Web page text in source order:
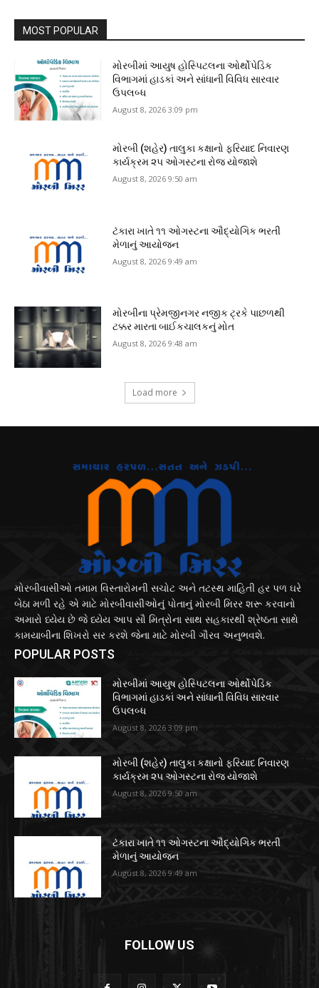
MOST POPULAR
મોરબીમાં આયુષ હોસ્પિટલના ઓર્થોપેડિક
વિભાગમાં હાડકાં અને સાંધાની વિવિધ સારવાર
ઉપલબ્ધ
August 8, 2026 3:09 pm
મોરબી (શહેર) તાલુકા કક્ષાનો ફરિયાદ નિવારણ
કાર્યક્રમ ૨૫ ઓગસ્ટના રોજ યોજાશે
August 8, 2026 9:50 am
ટંકારા ખાતે ૧૧ ઓગસ્ટના ઔદ્યોગિક ભરતી
મેળાનું આયોજન
August 8, 2026 9:49 am
મોરબીના પ્રેમજીનગર નજીક ટ્રકે પાછળથી
ટક્કર મારતા બાઈકચાલકનું મોત
August 8, 2026 9:48 am
Load more
મોરબીવાસીઓ તમામ વિસ્તારોમની સચોટ અને તટસ્થ માહિતી હર પળ ઘરે
બેઠા મળી રહે એ માટે મોરબીવાસીઓનું પોતાનું મોરબી મિરર શરૂ કરવાનો
અમારો ધ્યેય છે જે ધ્યેય આપ સૌ મિત્રોના સાથ સહકારથી શ્રેષ્ઠતા સાથે
કામયાબીના શિખરો સર કરશે જેના માટે મોરબી ગૌરવ અનુભવશે.
POPULAR POSTS
મોરબીમાં આયુષ હોસ્પિટલના ઓર્થોપેડિક
વિભાગમાં હાડકાં અને સાંધાની વિવિધ સારવાર
ઉપલબ્ધ
August 8, 2026 3:09 pm
મોરબી (શહેર) તાલુકા કક્ષાનો ફરિયાદ નિવારણ
કાર્યક્રમ ૨૫ ઓગસ્ટના રોજ યોજાશે
August 8, 2026 9:50 am
ટંકારા ખાતે ૧૧ ઓગસ્ટના ઔદ્યોગિક ભરતી
મેળાનું આયોજન
August 8, 2026 9:49 am
FOLLOW US